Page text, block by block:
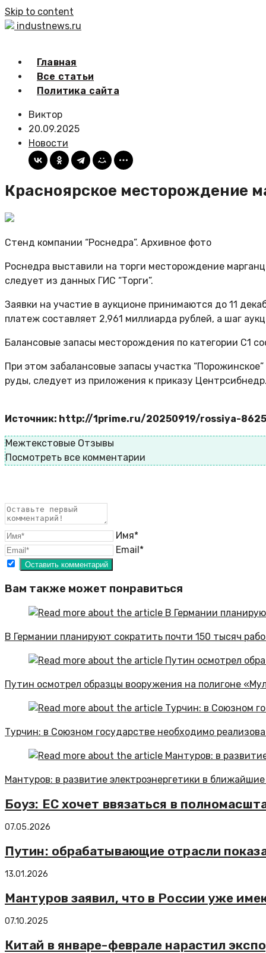
Skip to content
industnews.ru
Главная
Все статьи
Политика сайта
Виктор
20.09.2025
Новости
Красноярское месторождение
Стенд компании “Роснедра”. Архивное фото
Роснедра выставили на торги месторождение
следует из данных ГИС “Торги”.
Заявки на участие в аукционе принимаются до 11
платеж составляет 2,961 миллиарда рублей, а шаг
Балансовые запасы месторождения по категории С1
При этом забалансовые запасы участка
руды, следует из приложения к приказу
Источник: http://1prime.ru/20250919/rossiya-
Межтекстовые Отзывы
Посмотреть все комментарии
Имя*
Email*
Вам также может понравиться
В Германии планируют сократить почти 150 тысяч
Путин осмотрел образцы вооружения на полигоне
Турчин: в Союзном государстве необходимо
Мантуров: в развитие электроэнергетики в
Боуз: ЕС хочет ввязаться в
07.05.2026
Путин: обрабатывающие отрасли
13.01.2026
Мантуров заявил, что в России уже
07.10.2025
Китай в январе-феврале нарастил